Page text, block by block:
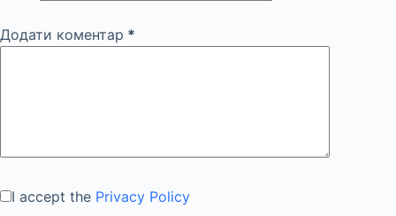
Додати коментар *
I accept the Privacy Policy